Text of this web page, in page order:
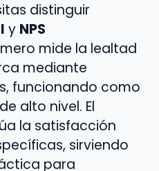
distinguir
y NPS
mide la lealtad
mediante
funcionando como
alto nivel. El
la satisfacción
sirviendo
para